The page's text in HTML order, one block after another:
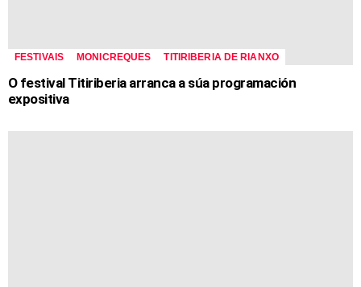
FESTIVAIS MONICREQUES TITIRIBERIA DE RIANXO
O festival Titiriberia arranca a súa programación
expositiva